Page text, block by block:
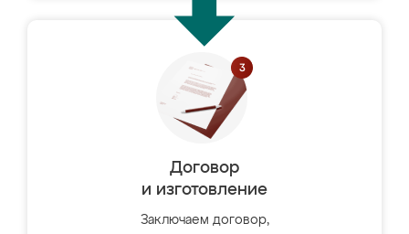
Договор
и изготовление
Заключаем договор,